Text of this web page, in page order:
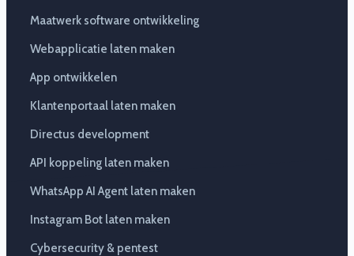
Maatwerk software ontwikkeling
Webapplicatie laten maken
App ontwikkelen
Klantenportaal laten maken
Directus development
API koppeling laten maken
WhatsApp AI Agent laten maken
Instagram Bot laten maken
Cybersecurity & pentest